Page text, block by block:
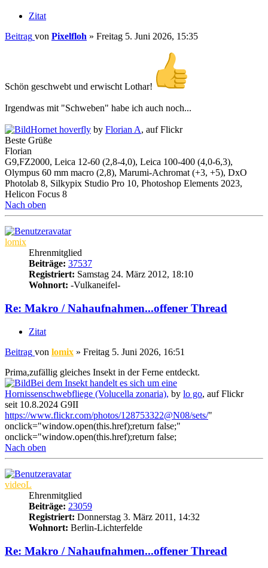
Zitat
Beitrag von Pixelfloh » Freitag 5. Juni 2026, 15:35
Schön geschwebt und erwischt Lothar!
Irgendwas mit "Schweben" habe ich auch noch...
Hornet hoverfly by Florian A, auf Flickr
Beste Grüße
Florian
G9,FZ2000, Leica 12-60 (2,8-4,0), Leica 100-400 (4,0-6,3),
Olympus 60 mm macro (2,8), Marumi-Achromat (+3, +5), DxO
Photolab 8, Silkypix Studio Pro 10, Photoshop Elements 2023,
Helicon Focus 8
Nach oben
lomix
Ehrenmitglied
Beiträge: 37537
Registriert: Samstag 24. März 2012, 18:10
Wohnort: -Vulkaneifel-
Re: Makro / Nahaufnahmen...offener Thread
Zitat
Beitrag von lomix » Freitag 5. Juni 2026, 16:51
Prima,zufällig gleiches Insekt in der Ferne entdeckt.
Bei dem Insekt handelt es sich um eine
Hornissenschwebfliege (Volucella zonaria), by lo go, auf Flickr
seit 10.8.2024 G9II
https://www.flickr.com/photos/128753322@N08/sets/"
onclick="window.open(this.href);return false;"
onclick="window.open(this.href);return false;
Nach oben
videoL
Ehrenmitglied
Beiträge: 23059
Registriert: Donnerstag 3. März 2011, 14:32
Wohnort: Berlin-Lichterfelde
Re: Makro / Nahaufnahmen...offener Thread